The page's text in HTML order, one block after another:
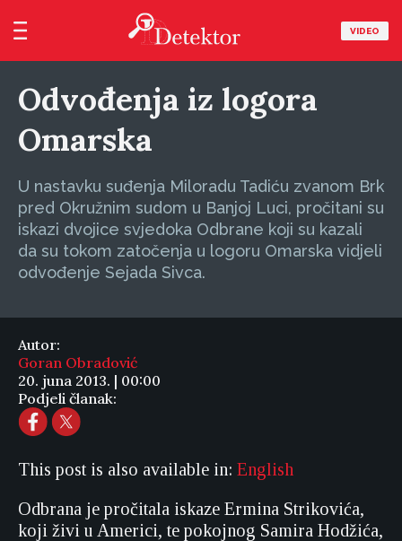
VIDEO
Odvođenja iz logora
Omarska
U nastavku suđenja Miloradu Tadiću zvanom Brk
pred Okružnim sudom u Banjoj Luci, pročitani su
iskazi dvojice svjedoka Odbrane koji su kazali
da su tokom zatočenja u logoru Omarska vidjeli
odvođenje Sejada Sivca.
Autor:
Goran Obradović
20. juna 2013. | 00:00
Podjeli članak:
This post is also available in: English
Odbrana je pročitala iskaze Ermina Strikovića,
koji živi u Americi, te pokojnog Samira Hodžića,